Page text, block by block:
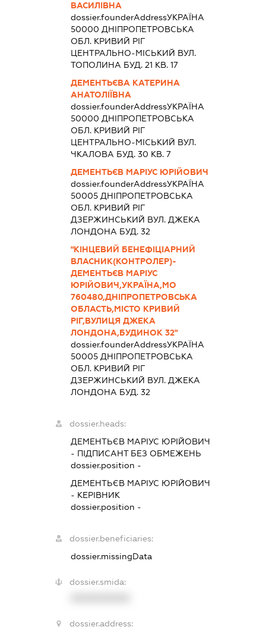
ВАСИЛІВНА
dossier.founderAddressУКРАЇНА
50000 ДНIПРОПЕТРОВСЬКА
ОБЛ. КРИВИЙ РІГ
ЦЕНТРАЛЬНО-МІСЬКИЙ ВУЛ.
ТОПОЛИНА БУД. 21 КВ. 17
ДЕМЕНТЬЄВА КАТЕРИНА
АНАТОЛІЇВНА
dossier.founderAddressУКРАЇНА
50000 ДНIПРОПЕТРОВСЬКА
ОБЛ. КРИВИЙ РІГ
ЦЕНТРАЛЬНО-МІСЬКИЙ ВУЛ.
ЧКАЛОВА БУД. 30 КВ. 7
ДЕМЕНТЬЄВ МАРІУС ЮРІЙОВИЧ
dossier.founderAddressУКРАЇНА
50005 ДНIПРОПЕТРОВСЬКА
ОБЛ. КРИВИЙ РІГ
ДЗЕРЖИНСЬКИЙ ВУЛ. ДЖЕКА
ЛОНДОНА БУД. 32
"КІНЦЕВИЙ БЕНЕФІЦІАРНИЙ
ВЛАСНИК(КОНТРОЛЕР)-
ДЕМЕНТЬЄВ МАРІУС
ЮРІЙОВИЧ,УКРАЇНА,МО
760480,ДНІПРОПЕТРОВСЬКА
ОБЛАСТЬ,МІСТО КРИВИЙ
РІГ,ВУЛИЦЯ ДЖЕКА
ЛОНДОНА,БУДИНОК 32"
dossier.founderAddressУКРАЇНА
50005 ДНIПРОПЕТРОВСЬКА
ОБЛ. КРИВИЙ РІГ
ДЗЕРЖИНСЬКИЙ ВУЛ. ДЖЕКА
ЛОНДОНА БУД. 32
dossier.heads:
ДЕМЕНТЬЄВ МАРІУС ЮРІЙОВИЧ
- ПІДПИСАНТБЕЗ ОБМЕЖЕНЬ
dossier.position -
ДЕМЕНТЬЄВ МАРІУС ЮРІЙОВИЧ
- КЕРІВНИК
dossier.position -
dossier.beneficiaries:
dossier.missingData
dossier.smida:
dossier.address: